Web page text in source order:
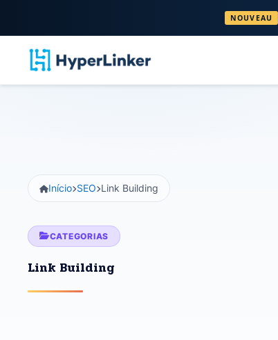
NOUVEAU
Início SEO Link Building
CATEGORIAS
Link Building